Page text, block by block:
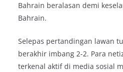
Bahrain beralasan demi
Bahrain.
Selepas pertandingan lawan
berakhir imbang 2-2. Para
terkenal aktif di media sosial